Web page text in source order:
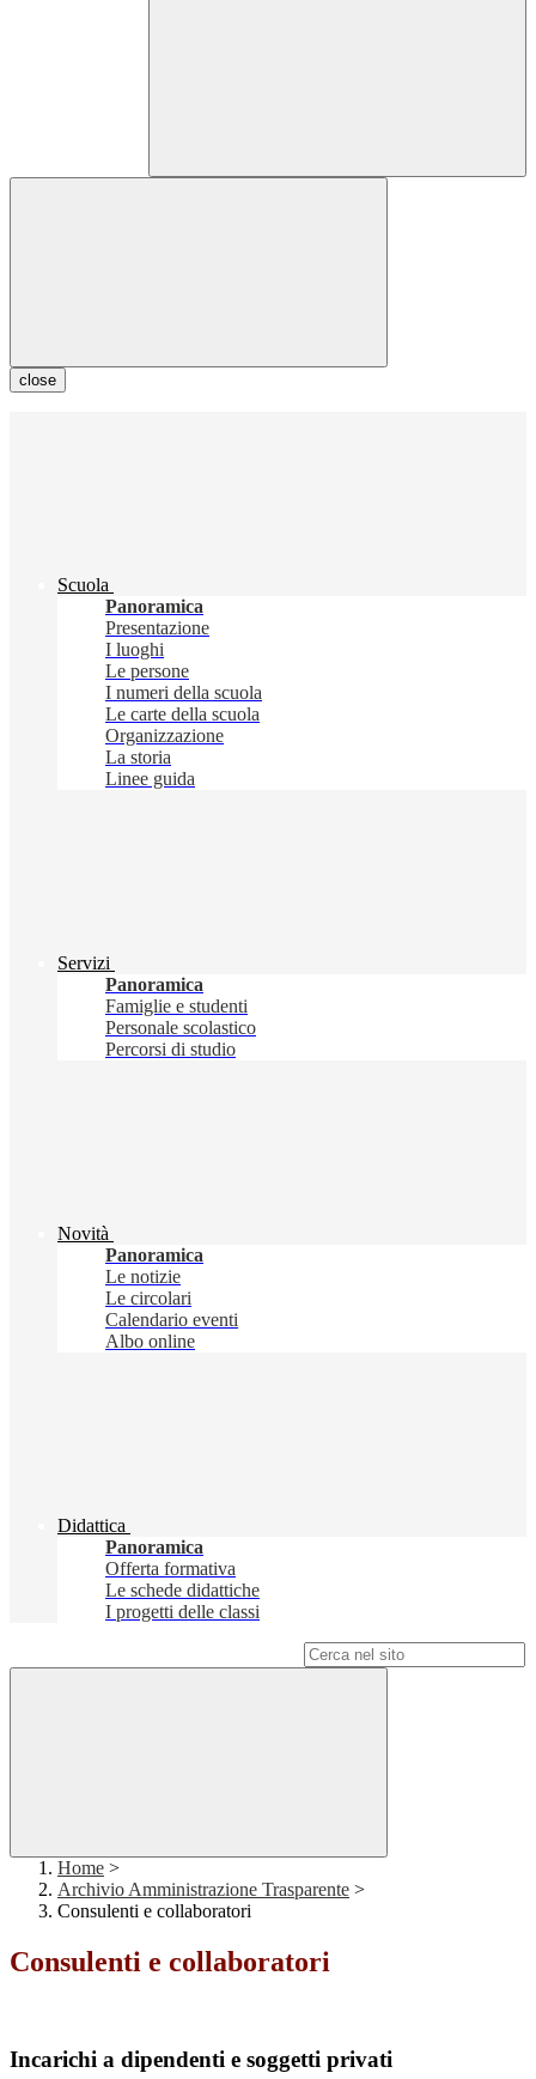
close
Scuola
Panoramica
Presentazione
I luoghi
Le persone
I numeri della scuola
Le carte della scuola
Organizzazione
La storia
Linee guida
Servizi
Panoramica
Famiglie e studenti
Personale scolastico
Percorsi di studio
Novità
Panoramica
Le notizie
Le circolari
Calendario eventi
Albo online
Didattica
Panoramica
Offerta formativa
Le schede didattiche
I progetti delle classi
Home >
Archivio Amministrazione Trasparente >
Consulenti e collaboratori
Consulenti e collaboratori
Incarichi a dipendenti e soggetti privati